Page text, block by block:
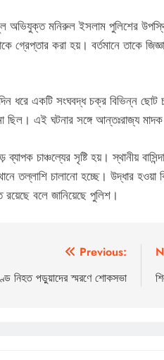
অভিযুক্ত মনিরুল ইসলাম পুলিশের
করা হয়। বর্তমানে তাকে
ধরে একটি সংঘবদ্ধ চক্র বিভিন্ন
ছিল। এই ঘটনার সঙ্গে আন্তঃরাজ্য
চাঞ্চল্যের সৃষ্টি হয়। স্থানীয়
তল্লাশি চালানো হচ্ছে। উদ্ধার হওয়া
বলে জানিয়েছে পুলিশ।
Previous:
নিহত পড়ুয়াদের স্মরণে শোকসভা